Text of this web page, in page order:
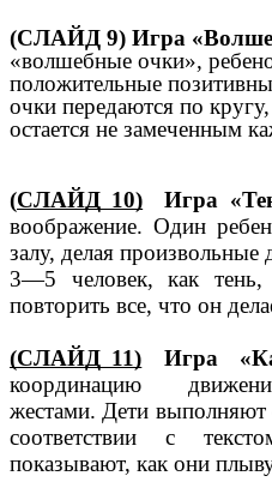
(СЛАЙД 9) Игра
«волшебные очки»,
положительные
очки передаются по
остается не замеченным
(СЛАЙД 10) Игра
воображение. Один
залу, делая
3—5 человек, как
повторить все, что он
(СЛАЙД 11) Игра
координацию
жестами. Дети выполняют
соответствии с
показывают, как они